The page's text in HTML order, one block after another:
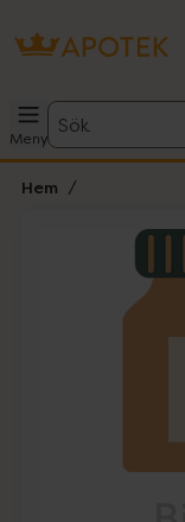
Meny
Sök
Hem
Lista: .